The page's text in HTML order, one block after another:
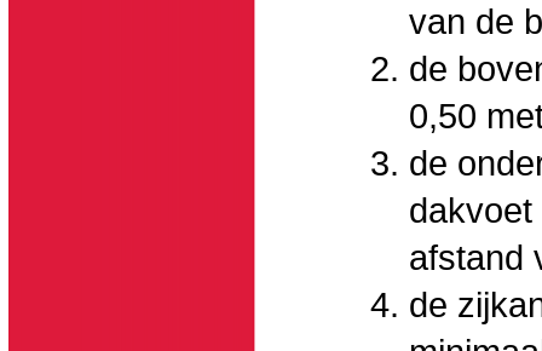
van de
de
0,50
de
dakvoet
afstand
de